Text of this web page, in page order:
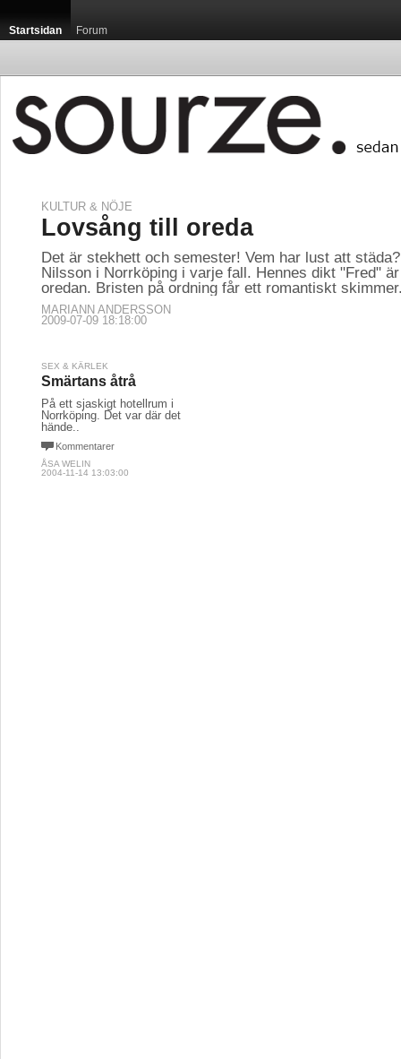
Startsidan Forum
KULTUR & NÖJE
Lovsång till oreda
Det är stekhett och semester! Vem har lust att
Nilsson i Norrköping i varje fall. Hennes dikt "Fred"
oredan. Bristen på ordning får ett romantiskt
MARIANN ANDERSSON
2009-07-09 18:18:00
SEX & KÄRLEK
Smärtans åtrå
På ett sjaskigt hotellrum i
Norrköping. Det var där det
hände..
Kommentarer
ÅSA WELIN
2004-11-14 13:03:00